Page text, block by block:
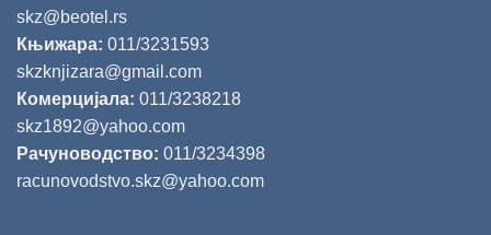
skz@beotel.rs
Књижара: 011/3231593
skzknjizara@gmail.com
Комерцијала: 011/3238218
skz1892@yahoo.com
Рачуноводство: 011/3234398
racunovodstvo.skz@yahoo.com